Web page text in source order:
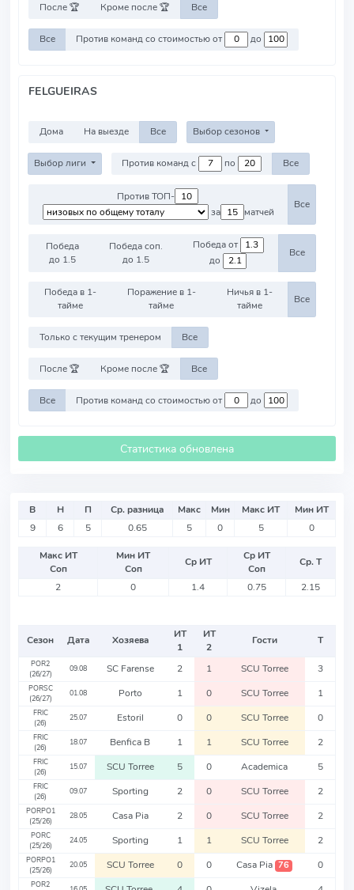
После 🏆 Кроме после 🏆 Все
Все Против команд со стоимостью от до
FELGUEIRAS
Дома На выезде Все Выбор сезонов
Выбор лиги Против команд с по Все
Против ТОП-
за
матчей
Все
Победа
до 1.5
Победа соп.
до 1.5
Победа от
до
Все
Победа в 1-
тайме
Поражение в 1-
тайме
Ничья в 1-
тайме
Все
Только с текущим тренером Все
После 🏆 Кроме после 🏆 Все
Все Против команд со стоимостью от до
Статистика обновлена
В Н П Ср. разница Макс Мин Макс ИТ
Мин ИТ
9
6 5 0.65 5 0 5 0
Макс ИТ
Соп
Мин ИТ
Соп
Ср ИТ
Ср ИТ
Соп
Ср. Т
2
0 1.4 0.75 2.15
Сезон Дата Хозяева
ИТ
1
ИТ
2
Гости Т
POR2
(26/27)
09.08 SC Farense 2 1 SCU Torree 3
PORSC
(26/27)
01.08 Porto 1 0 SCU Torree 1
FRIC
(26)
25.07 Estoril 0 0 SCU Torree 0
FRIC
(26)
18.07 Benfica B 1 1 SCU Torree 2
FRIC
(26)
15.07 SCU Torree 5 0 Academica 5
FRIC
(26)
09.07 Sporting 2 0 SCU Torree 2
PORPO1
(25/26)
28.05 Casa Pia 2 0 SCU Torree 2
PORC
(25/26)
24.05 Sporting 1 1 SCU Torree 2
PORPO1
(25/26)
20.05 SCU Torree 0 0 Casa Pia 76 0
POR2